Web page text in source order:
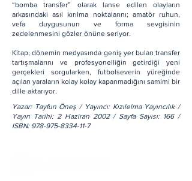
“bomba transfer” olarak lanse edilen olayların
arkasındaki asıl kırılma noktalarını; amatör ruhun,
vefa duygusunun ve forma sevgisinin
zedelenmesini gözler önüne seriyor.
Kitap, dönemin medyasında geniş yer bulan transfer
tartışmalarını ve profesyonelliğin getirdiği yeni
gerçekleri sorgularken, futbolseverin yüreğinde
açılan yaraların kolay kolay kapanmadığını samimi bir
dille aktarıyor.
Yazar: Tayfun Öneş / Yayıncı: Kızılelma Yayıncılık /
Yayın Tarihi: 2 Haziran 2002 / Sayfa Sayısı: 166 /
ISBN: 978-975-8334-11-7